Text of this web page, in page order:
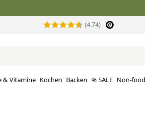
(4.74)
​​& Vitamine Kochen Backen % SALE Non-food